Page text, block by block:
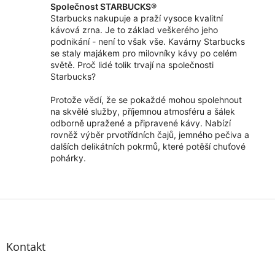
Společnost STARBUCKS®
Starbucks nakupuje a praží vysoce kvalitní
kávová zrna. Je to základ veškerého jeho
podnikání - není to však vše. Kavárny Starbucks
se staly majákem pro milovníky kávy po celém
světě. Proč lidé tolik trvají na společnosti
Starbucks?
Protože vědí, že se pokaždé mohou spolehnout
na skvělé služby, příjemnou atmosféru a šálek
odborně upražené a připravené kávy. Nabízí
rovněž výběr prvotřídních čajů, jemného pečiva a
dalších delikátních pokrmů, které potěší chuťové
pohárky.
Kontakt